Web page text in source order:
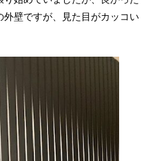
壁ですが、見た目がカッコい